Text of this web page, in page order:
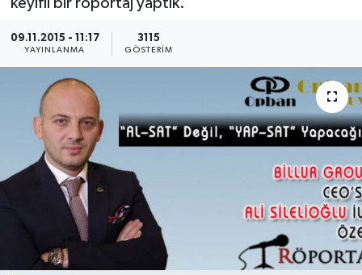
09.11.2015 - 11:17
YAYINLANMA
3115
GÖSTERIM
Haber Arşivi